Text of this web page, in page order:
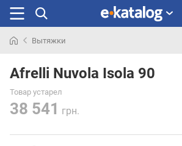
раньше
Вытяжки
Afrelli Nuvola Isola 90
Товар устарел
38 541 грн.